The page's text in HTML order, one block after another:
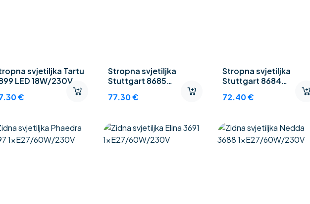
svjetiljka Tartu
LED 18W/230V
€
Stropna svjetiljka
Stuttgart 8685
77.30€
Stropna svjetiljka
Stuttgart 8684
72.40€